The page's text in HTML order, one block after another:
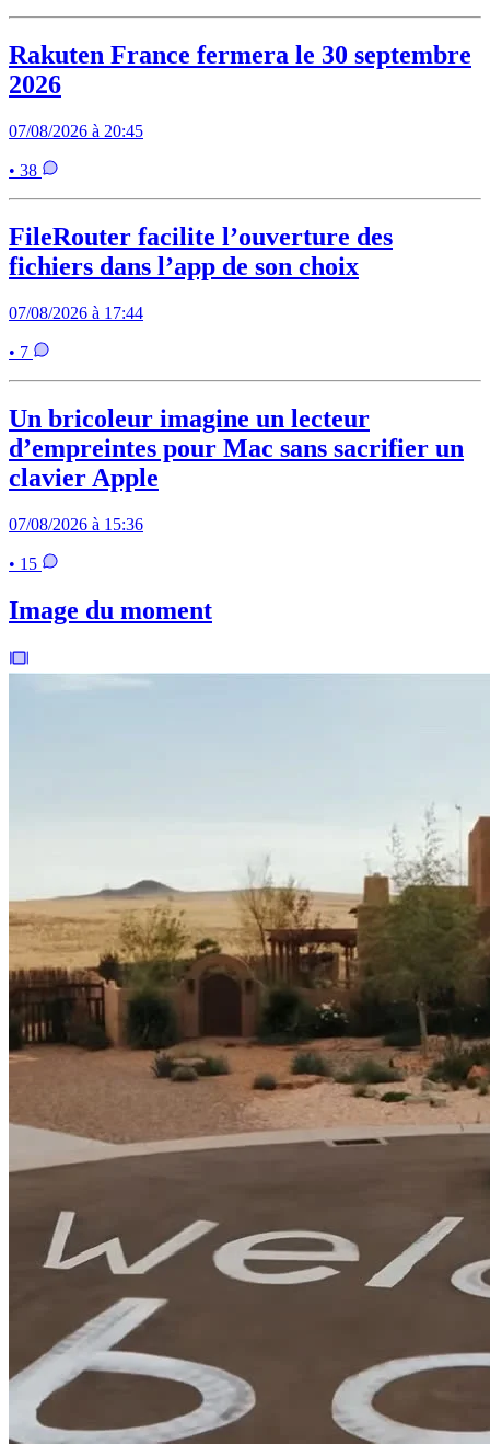
Rakuten France fermera le 30 septembre
2026
07/08/2026 à 20:45
• 38
FileRouter facilite l’ouverture des
fichiers dans l’app de son choix
07/08/2026 à 17:44
• 7
Un bricoleur imagine un lecteur
d’empreintes pour Mac sans sacrifier un
clavier Apple
07/08/2026 à 15:36
• 15
Image du moment